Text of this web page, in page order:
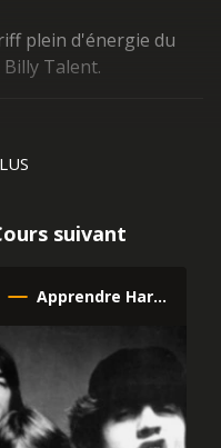
plein d'énergie du
Talent.
suivant
Apprendre Hard as a Rock de AC/DC à la guitare